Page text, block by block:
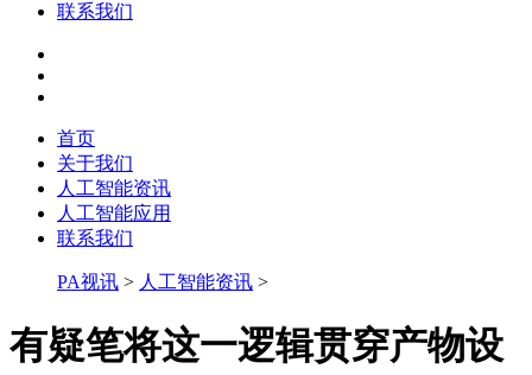
联系我们
首页
关于我们
人工智能资讯
人工智能应用
联系我们
PA视讯 > 人工智能资讯 >
有疑笔将这一逻辑贯穿产物设